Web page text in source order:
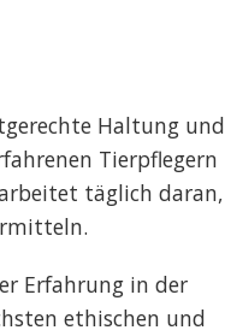
Haltung und
Tierpflegern
täglich daran,
Erfahrung in der
ethischen und